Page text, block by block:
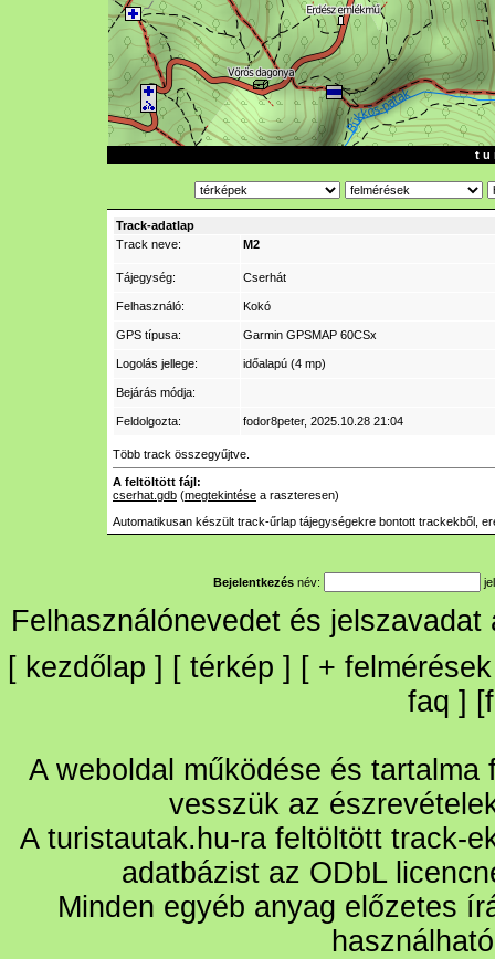
t u
Track-adatlap
Track neve:
M2
Tájegység: Cserhát
Felhasználó: Kokó
GPS típusa: Garmin GPSMAP 60CSx
Logolás jellege: időalapú (4 mp)
Bejárás módja:
Feldolgozta: fodor8peter, 2025.10.28 21:04
Több track összegyűjtve.
A feltöltött fájl:
cserhat.gdb (megtekintése a raszteresen)
Automatikusan készült track-űrlap tájegységekre bontott trackekből,
Bejelentkezés név:
Felhasználónevedet és
[ kezdőlap ] [ térkép ] [ + felmérések
faq ] [
A weboldal működése és
vesszük az
A turistautak.hu-ra feltöltött track-
adatbázist az ODbL
Minden egyéb anyag előzetes